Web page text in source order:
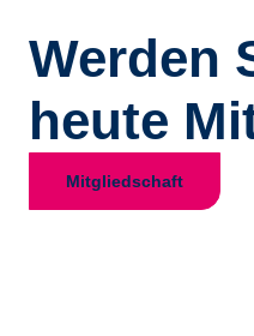
Werden
heute
Mitgliedschaft